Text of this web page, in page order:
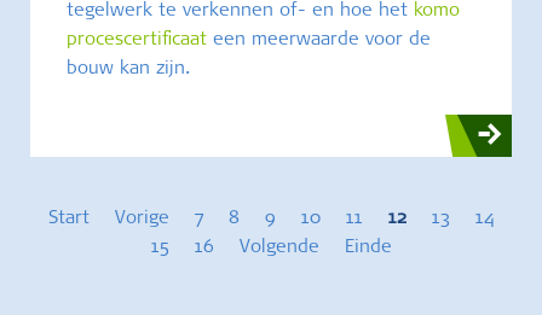
tegelwerk te verkennen of- en hoe het komo
procescertificaat een meerwaarde voor de
bouw kan zijn.
Start Vorige 7 8 9 10 11 12 13
14
15
16 Volgende Einde